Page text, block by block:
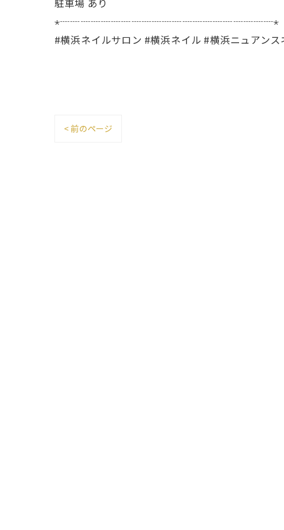
⋆┈┈┈┈┈┈┈┈┈┈┈┈┈┈┈┈┈┈┈┈┈⋆
#横浜ネイルサロン #横浜ネイル #横浜ニュアン
< 前のページ